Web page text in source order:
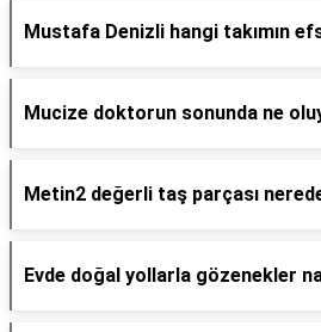
Mustafa Denizli hangi takımın
Mucize doktorun sonunda ne
Metin2 değerli taş parçası
Evde doğal yollarla gözenekler